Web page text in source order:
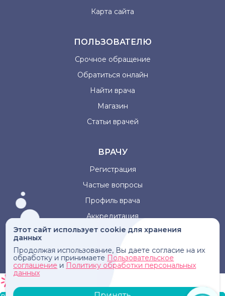
Этот сайт использует cookie для хранения
данных
Продолжая использование, Вы даете согласие на их
обработку и принимаете Пользовательское
соглашение и Политику обработки персональных
данных
Карта сайта
ПОЛЬЗОВАТЕЛЮ
Срочное обращение
Обратиться онлайн
Найти врача
Магазин
Статьи врачей
ВРАЧУ
Регистрация
Частые вопросы
Профиль врача
Аккредитация
Информация, представленная на сайте, не может быть
использована для постановки диагноза, назначения
лечения и не заменяет прием врача.